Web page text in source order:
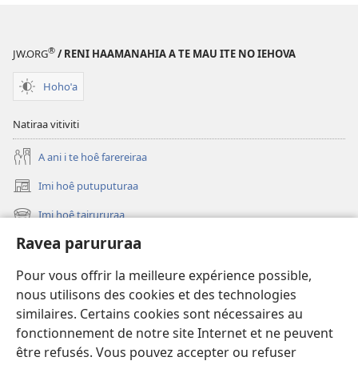
Ravea parururaa
Pour vous offrir la meilleure expérience possible,
nous utilisons des cookies et des technologies
similaires. Certains cookies sont nécessaires au
fonctionnement de notre site Internet et ne peuvent
être refusés. Vous pouvez accepter ou refuser
haapii
te
Ta
roto
Bibilia
JW.ORG® / RENI HAAMANAHIA A TE MAU ITE NO IEHOVA
Hohoˈa
Natiraa vitiviti
A ani i te hoê farereiraa
Imi hoê putuputuraa
(opens
new Imi hoê tairururaa
(opens
new
window)
Eaha te mea apî
Video
Maimiraa
Te mau ô
(opens